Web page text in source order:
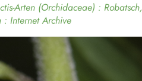
Arten (Orchidaceae) : Robatsch,
Internet Archive